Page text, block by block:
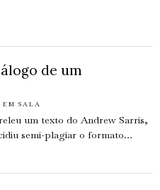
de um
EM SALA
um texto do Andrew Sarris,
semi-plagiar o formato…